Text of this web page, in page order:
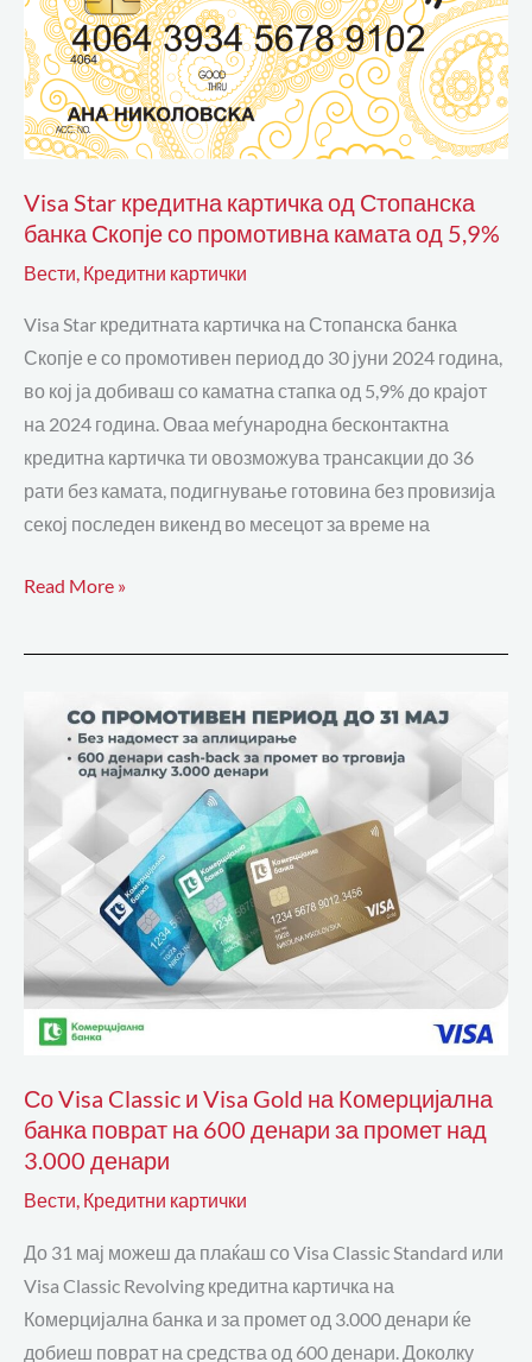
Visa Star кредитна картичка од Стопанска
банка Скопје со промотивна камата од 5,9%
Вести, Кредитни картички
Visa Star кредитната картичка на Стопанска банка
Скопје е со промотивен период до 30 јуни 2024 година,
во кој ја добиваш со каматна стапка од 5,9% до крајот
на 2024 година. Оваа меѓународна бесконтактна
кредитна картичка ти овозможува трансакции до 36
рати без камата, подигнување готовина без провизија
секој последен викенд во месецот за време на
од
Стопанска
банка
Скопје
со
камата
од
5,9%
Read More »
Со Visa Classic и Visa Gold на Комерцијална
банка поврат на 600 денари за промет над
3.000 денари
Вести, Кредитни картички
До 31 мај можеш да плаќаш со Visa Classic Standard или
Visa Classic Revolving кредитна картичка на
Комерцијална банка и за промет од 3.000 денари ќе
добиеш поврат на средства од 600 денари. Доколку
Classic
Visa
Gold
Комерцијална
банка
поврат
на
денари
за
промет
над